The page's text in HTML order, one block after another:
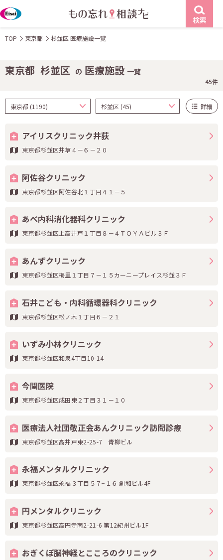
検索
TOP 東京都 杉並区 医療施設一覧
東京都 杉並区 の 医療施設 一覧
45件
詳細
アイリスクリニック井荻
東京都杉並区井草４－６－２０
阿佐谷クリニック
東京都杉並区阿佐谷北１丁目４１－５
あべ内科消化器科クリニック
東京都杉並区上高井戸１丁目８－４ＴＯＹＡビル３Ｆ
あんずクリニック
東京都杉並区梅里１丁目７－１５カーニープレイス杉並３Ｆ
石井こども・内科循環器科クリニック
東京都杉並区松ノ木１丁目６－２１
いずみ小林クリニック
東京都杉並区和泉4丁目10-14
今関医院
東京都杉並区成田東２丁目３１－１０
医療法人社団敬正会あんクリニック訪問診療
東京都杉並区高井戸東2-25-7 青柳ビル
永福メンタルクリニック
東京都杉並区永福３丁目５７−１６ 創和ビル4F
円メンタルクリニック
東京都杉並区高円寺南2-21-6 第12紀州ビル1F
おぎくぼ脳神経とこころのクリニック